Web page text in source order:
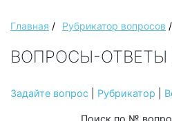
Главная / Рубрикатор вопросов /
ВОПРОСЫ-ОТВЕТЫ
Задайте вопрос Рубрикатор